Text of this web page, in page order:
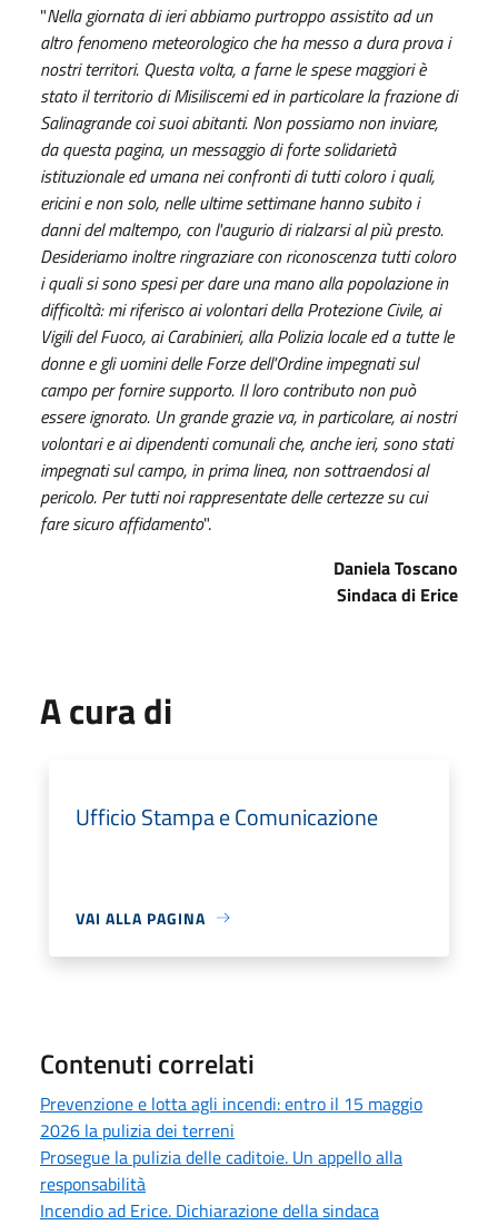
"Nella giornata di ieri abbiamo purtroppo assistito ad un
altro fenomeno meteorologico che ha messo a dura prova i
nostri territori. Questa volta, a farne le spese maggiori è
stato il territorio di Misiliscemi ed in particolare la frazione di
Salinagrande coi suoi abitanti. Non possiamo non inviare,
da questa pagina, un messaggio di forte solidarietà
istituzionale ed umana nei confronti di tutti coloro i quali,
ericini e non solo, nelle ultime settimane hanno subito i
danni del maltempo, con l'augurio di rialzarsi al più presto.
Desideriamo inoltre ringraziare con riconoscenza tutti coloro
i quali si sono spesi per dare una mano alla popolazione in
difficoltà: mi riferisco ai volontari della Protezione Civile, ai
Vigili del Fuoco, ai Carabinieri, alla Polizia locale ed a tutte le
donne e gli uomini delle Forze dell'Ordine impegnati sul
campo per fornire supporto. Il loro contributo non può
essere ignorato. Un grande grazie va, in particolare, ai nostri
volontari e ai dipendenti comunali che, anche ieri, sono stati
impegnati sul campo, in prima linea, non sottraendosi al
pericolo. Per tutti noi rappresentate delle certezze su cui
fare sicuro affidamento".
Daniela Toscano
Sindaca di Erice
A cura di
Ufficio Stampa e Comunicazione
VAI ALLA PAGINA
Contenuti correlati
Prevenzione e lotta agli incendi: entro il 15 maggio
2026 la pulizia dei terreni
Prosegue la pulizia delle caditoie. Un appello alla
responsabilità
Incendio ad Erice. Dichiarazione della sindaca